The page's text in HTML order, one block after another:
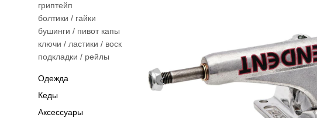
гриптейп
болтики / гайки
бушинги / пивот капы
ключи / ластики / воск
подкладки / рейлы
Одежда
Кеды
Аксессуары